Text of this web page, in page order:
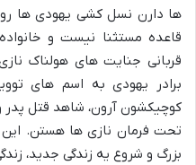
ها دارن نسل کشی یهودی ها
قاعده مستثنا نیست و
قربانی جنایت های هولناک
برادر یهودی به اسم های
کوچیکشون آرون، شاهد قتل
تحت فرمان نازی ها هستن. این
بزرگ و شروع یه زندگی جدید،